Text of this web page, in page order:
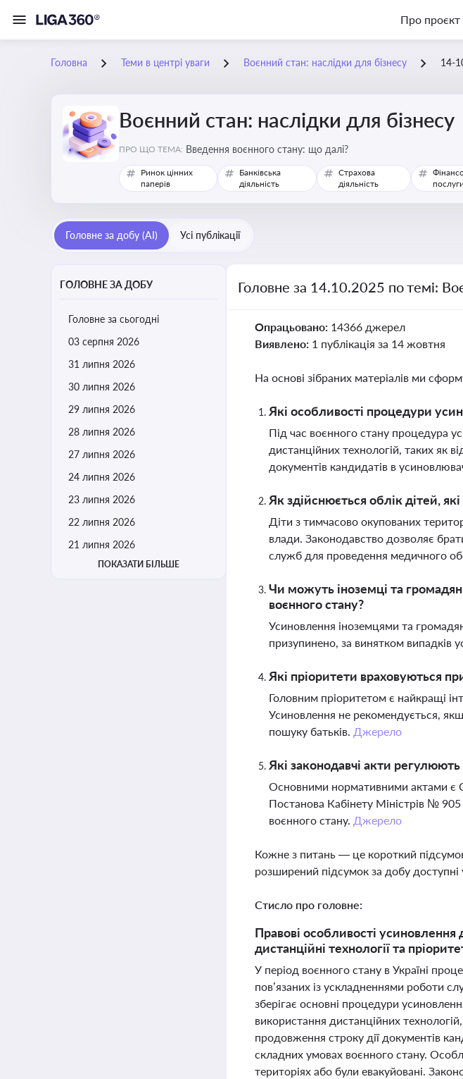
Про проєкт
Головна Теми в центрі уваги Воєнний стан: наслідки для бізнесу 14-
Воєнний стан: наслідки для бізнесу
ПРО ЩО ТЕМА: Введення воєнного стану: що далі?
Ринок цінних
паперів
Банківська
діяльність
Страхова
діяльність
послуги
Головне за добу (AI) Усі публікації
ГОЛОВНЕ ЗА ДОБУ
Головне за сьогодні
03 серпня 2026
31 липня 2026
30 липня 2026
29 липня 2026
28 липня 2026
27 липня 2026
24 липня 2026
23 липня 2026
22 липня 2026
21 липня 2026
ПОКАЗАТИ БІЛЬШЕ
Головне за 14.10.2025 по темі:
Опрацьовано: 14366 джерел
Виявлено: 1 публікація за 14 жовтня
На основі зібраних матеріалів ми
Які особливості процедури
Під час воєнного стану процедура
дистанційних технологій, таких як
документів кандидатів в
Як здійснюється облік дітей,
Діти з тимчасово окупованих
влади. Законодавство дозволяє
служб для проведення медичного
Чи можуть іноземці та
воєнного стану?
Усиновлення іноземцями та
призупинено, за винятком випадків
Які пріоритети враховуються
Головним пріоритетом є найкращі
Усиновлення не рекомендується,
пошуку батьків. Джерело
Які законодавчі акти
Основними нормативними актами є
Постанова Кабінету Міністрів №
воєнного стану. Джерело
Кожне з питань — це короткий
розширений підсумок за добу доступні
Стисло про головне:
Правові особливості усиновлення
дистанційні технології та
У період воєнного стану в Україні
пов’язаних із ускладненнями роботи
зберігає основні процедури
використання дистанційних
продовження строку дії документів
складних умовах воєнного стану.
територіях або були евакуйовані.